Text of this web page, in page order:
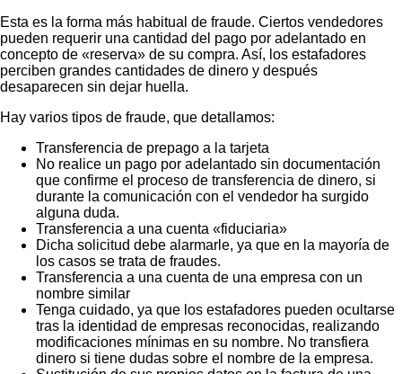
Esta es la forma más habitual de fraude. Ciertos vendedores
pueden requerir una cantidad del pago por adelantado en
concepto de «reserva» de su compra. Así, los estafadores
perciben grandes cantidades de dinero y después
desaparecen sin dejar huella.
Hay varios tipos de fraude, que detallamos:
Transferencia de prepago a la tarjeta
No realice un pago por adelantado sin documentación
que confirme el proceso de transferencia de dinero, si
durante la comunicación con el vendedor ha surgido
alguna duda.
Transferencia a una cuenta «fiduciaria»
Dicha solicitud debe alarmarle, ya que en la mayoría de
los casos se trata de fraudes.
Transferencia a una cuenta de una empresa con un
nombre similar
Tenga cuidado, ya que los estafadores pueden ocultarse
tras la identidad de empresas reconocidas, realizando
modificaciones mínimas en su nombre. No transfiera
dinero si tiene dudas sobre el nombre de la empresa.